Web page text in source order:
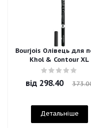
Bourjois Олівець для
Khol & Contour XL
від 298.40
Детальніше